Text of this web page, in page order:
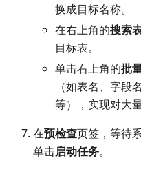
换成目标名称。
在右上角的搜索
目标表。
单击右上角的批
（如表名、字段
等），实现对大
在预检查页签，等待
单击启动任务。